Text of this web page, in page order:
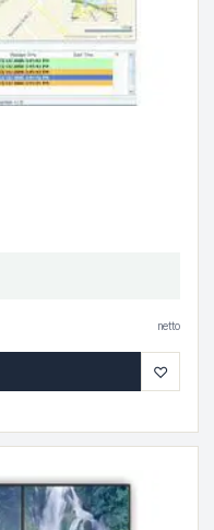
netto
♡